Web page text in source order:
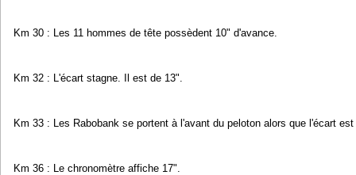
Km 30 : Les 11 hommes de tête possèdent 10" d'avance.
Km 32 : L'écart stagne. Il est de 13".
Km 33 : Les Rabobank se portent à l'avant du peloton alors que l'écart
Km 36 : Le chronomètre affiche 17".